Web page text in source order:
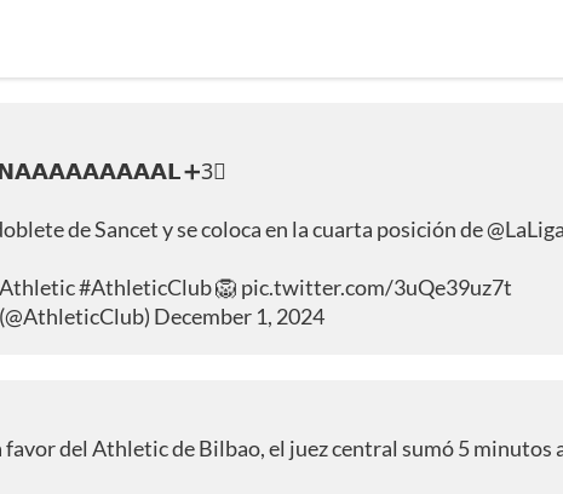
➕3⃣
de Sancet y se coloca en la cuarta posición de@LaLiga
#AthleticClub🦁 pic.twitter.com/3uQe39uz7t
December 1, 2024
del Athletic de Bilbao, el juez central sumó 5 minutos